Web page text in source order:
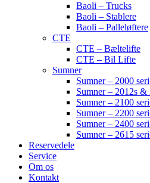
Baoli – Trucks
Baoli – Stablere
Baoli – Palleløftere
CTE
CTE – Bæltelifte
CTE – Bil Lifte
Sumner
Sumner – 2000
Sumner – 2012s &
Sumner – 2100
Sumner – 2200
Sumner – 2400
Sumner – 2615
Reservedele
Service
Om os
Kontakt